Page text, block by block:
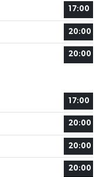
17:00
20:00
20:00
17:00
20:00
20:00
20:00